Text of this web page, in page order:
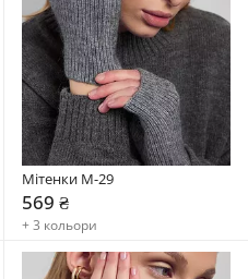
Мітенки М-29
569 ₴
+ 3 кольори